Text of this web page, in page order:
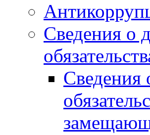
Сведения о
Сведения